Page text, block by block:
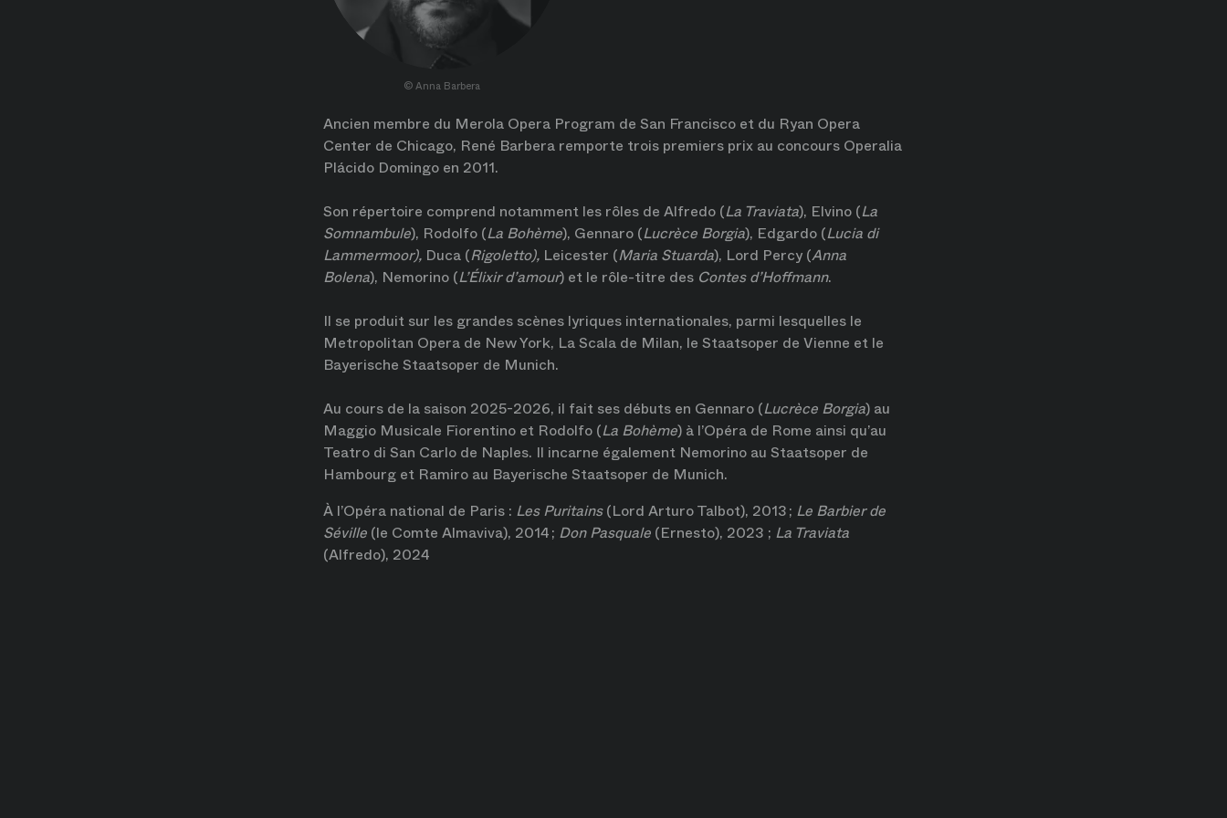
©Anna Barbera
Ancien membre du Merola Opera Program de San Francisco et du Ryan Opera
Center de Chicago, René Barbera remporte trois premiers prix au concours Operalia
Plácido Domingo en 2011.
Son répertoire comprend notamment les rôles de Alfredo (La Traviata), Elvino (La
Somnambule), Rodolfo (La Bohème), Gennaro (Lucrèce Borgia), Edgardo (Lucia di
Lammermoor), Duca (Rigoletto), Leicester (Maria Stuarda), Lord Percy (Anna
Bolena), Nemorino (L’Élixir d’amour) et le rôle-titre des Contes d’Hoffmann.
Il se produit sur les grandes scènes lyriques internationales, parmi lesquelles le
Metropolitan Opera de New York, La Scala de Milan, le Staatsoper de Vienne et le
Bayerische Staatsoper de Munich.
Au cours de la saison 2025-2026, il fait ses débuts en Gennaro (Lucrèce Borgia) au
Maggio Musicale Fiorentino et Rodolfo (La Bohème) à l’Opéra de Rome ainsi qu’au
Teatro di San Carlo de Naples. Il incarne également Nemorino au Staatsoper de
Hambourg et Ramiro au Bayerische Staatsoper de Munich.
À l’Opéra national de Paris : Les Puritains(Lord Arturo Talbot), 2013 ; Le Barbier de
Séville (le Comte Almaviva), 2014 ; Don Pasquale (Ernesto), 2023 ; La Traviata
(Alfredo), 2024